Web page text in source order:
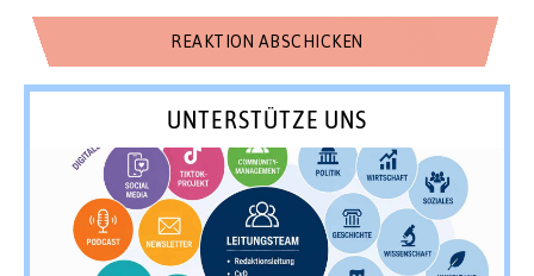
UNTERSTÜTZE UNS